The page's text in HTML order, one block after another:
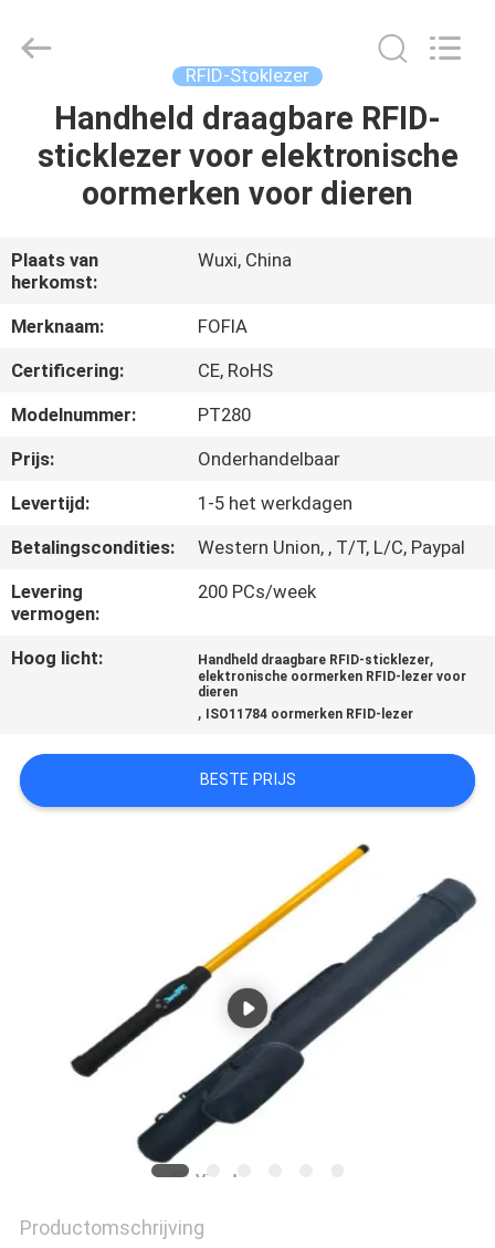
HUIS
PRODUCTEN
VIDEOS
ONGEVEER
ONS
KWALITEITSCONTROLE
CONTACTEER
ONS
VERZOEK
OM EEN
RFID-Stoklezer
Handheld draagbare RFID-
sticklezer voor elektronische
oormerken voor dieren
Plaats van
herkomst:
Wuxi, China
Merknaam:
FOFIA
Certificering:
CE, RoHS
Modelnummer:
PT280
Prijs:
Onderhandelbaar
Levertijd:
1-5 het werkdagen
Betalingscondities:
Western Union, , T/T, L/C, Paypal
Levering
vermogen:
200 PCs/week
Hoog licht: Handheld draagbare RFID-sticklezer,
elektronische oormerken RFID-lezer voor
dieren
, ISO11784 oormerken RFID-lezer
BESTE PRIJS
Productomschrijving